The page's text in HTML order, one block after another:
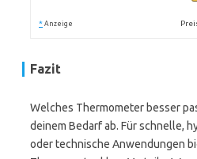
* Anzeige
Fazit
Welches Thermometer besser
deinem Bedarf ab. Für schnelle,
oder technische Anwendungen